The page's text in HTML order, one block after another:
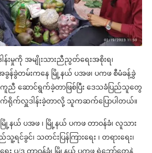
းမှုကို အမျိုးသားညီညွတ်ရေးအစိုးရ၊
အခွန်ခွဲတမ်းကနေ မြို့နယ် ပအဖ၊ ပကဖ စီမံခန့်ခွဲ
ဆောင်ရွက်ခဲ့တာဖြစ်ပြီး ဒေသခံပြည်သူတွေ
က်ရိုက်လှူဒါန်းခဲ့တာလို့ သူကဆက်ပြောပါတယ်။
နယ် ပအဖ ၊ မြို့နယ် ပကဖ တာဝန်ခံ၊ လူသား
ရင်ခွင်၊ သတင်းပြန်ကြားရေး ၊ တရားရေး၊
ေး ပ/ဒု တာဝန်ခံ၊ မြို့နယ် ပကဖ ရဲဘော်တွေနဲ့